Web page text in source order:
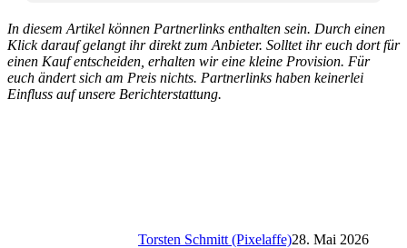
In diesem Artikel können Partnerlinks enthalten sein. Durch einen
Klick darauf gelangt ihr direkt zum Anbieter. Solltet ihr euch dort für
einen Kauf entscheiden, erhalten wir eine kleine Provision. Für
euch ändert sich am Preis nichts. Partnerlinks haben keinerlei
Einfluss auf unsere Berichterstattung.
Torsten Schmitt (Pixelaffe)28. Mai 2026